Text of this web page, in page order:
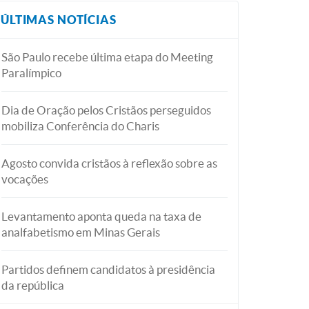
ÚLTIMAS NOTÍCIAS
São Paulo recebe última etapa do Meeting
Paralímpico
Dia de Oração pelos Cristãos perseguidos
mobiliza Conferência do Charis
Agosto convida cristãos à reflexão sobre as
vocações
Levantamento aponta queda na taxa de
analfabetismo em Minas Gerais
Partidos definem candidatos à presidência
da república